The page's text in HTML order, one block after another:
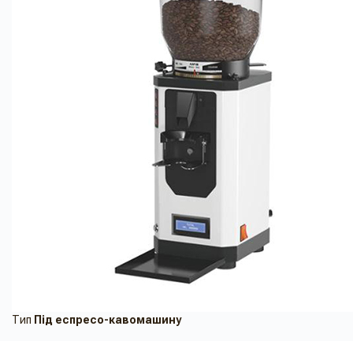
Тип Під еспресо-кавомашину